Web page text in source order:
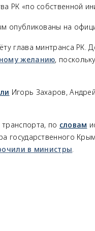
РК «по собственной
опубликованы на
глава минтранса РК.
желанию,
Игорь Захаров,
по словам
государственного
в министры.